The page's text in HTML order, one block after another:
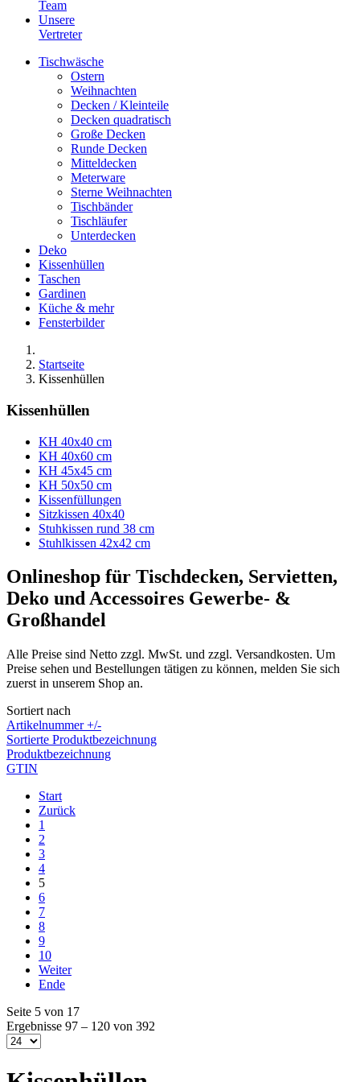
Team
Unsere
Vertreter
Tischwäsche
Ostern
Weihnachten
Decken / Kleinteile
Decken quadratisch
Große Decken
Runde Decken
Mitteldecken
Meterware
Sterne Weihnachten
Tischbänder
Tischläufer
Unterdecken
Deko
Kissenhüllen
Taschen
Gardinen
Küche & mehr
Fensterbilder
Startseite
Kissenhüllen
Kissenhüllen
KH 40x40 cm
KH 40x60 cm
KH 45x45 cm
KH 50x50 cm
Kissenfüllungen
Sitzkissen 40x40
Stuhkissen rund 38 cm
Stuhlkissen 42x42 cm
Onlineshop für Tischdecken, Servietten,
Deko und Accessoires Gewerbe- &
Großhandel
Alle Preise sind Netto zzgl. MwSt. und zzgl. Versandkosten. Um
Preise sehen und Bestellungen tätigen zu können, melden Sie sich
zuerst in unserem Shop an.
Sortiert nach
Artikelnummer +/-
Sortierte Produktbezeichnung
Produktbezeichnung
GTIN
Start
Zurück
1
2
3
4
5
6
7
8
9
10
Weiter
Ende
Seite 5 von 17
Ergebnisse 97 – 120 von 392